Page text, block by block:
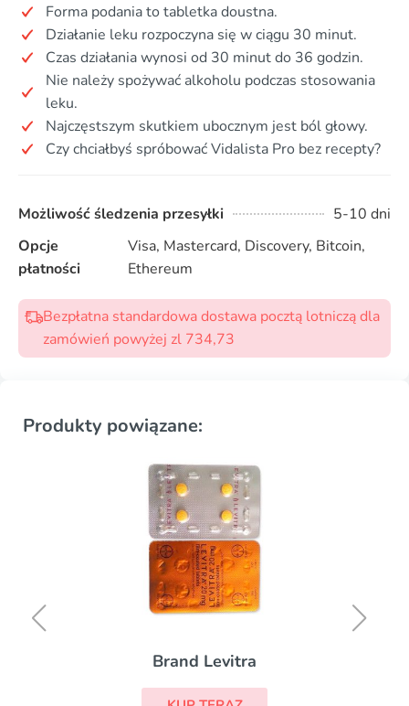
Forma podania to tabletka doustna.
Działanie leku rozpoczyna się w ciągu 30 minut.
Czas działania wynosi od 30 minut do 36 godzin.
Nie należy spożywać alkoholu podczas stosowania
leku.
Najczęstszym skutkiem ubocznym jest ból głowy.
Czy chciałbyś spróbować Vidalista Pro bez recepty?
Możliwość śledzenia przesyłki
5-10 dni
Opcje
płatności
Visa, Mastercard, Discovery, Bitcoin,
Ethereum
Bezpłatna standardowa dostawa pocztą lotniczą dla
zamówień powyżej zl 734,73
Produkty powiązane:
Brand Levitra